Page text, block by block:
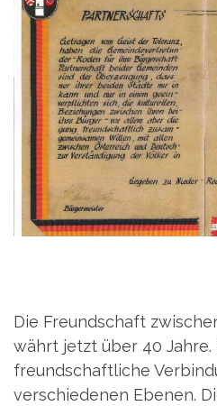
Die Freundschaft
währt jetzt über 40 Jahre.
freundschaftliche
verschiedenen Ebenen.